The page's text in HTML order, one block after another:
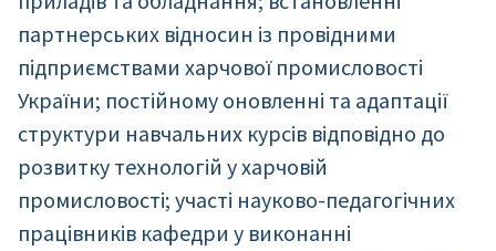
партнерських відносин із провідними
підприємствами харчової промисловості
України; постійному оновленні та адаптації
структури навчальних курсів відповідно до
розвитку технологій у харчовій
промисловості; участі науково-педагогічних
працівників кафедри у виконанні